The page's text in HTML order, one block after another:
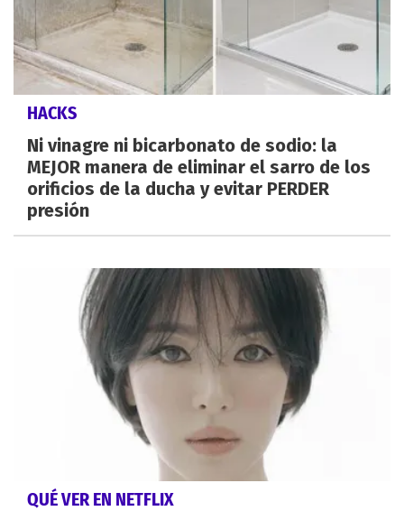
HACKS
Ni vinagre ni bicarbonato de sodio: la
MEJOR manera de eliminar el sarro de los
orificios de la ducha y evitar PERDER
presión
QUÉ VER EN NETFLIX